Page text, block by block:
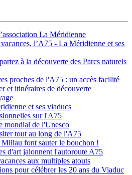
La Méridienne
l’A75 - La Méridienne et ses
à la découverte des Parcs naturels
proches de l'A75 : un accès facilité
et itinéraires de découverte
et ses viaducs
sur l'A75
mondial de l'Unesco
tout au long de l'A75
font sauter le bouchon !
d'art jalonnent l'autoroute A75
aux multiples atouts
pour célébrer les 20 ans du Viaduc